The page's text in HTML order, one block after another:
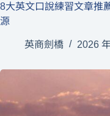
8大英文口說練習文章推
源
英商劍橋 2026